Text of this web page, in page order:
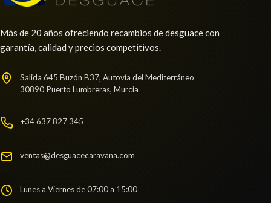
Más de 20 años ofreciendo recambios de desguace con
garantía, calidad y precios competitivos.
Salida 645 Buzón B37, Autovía del Mediterráneo
30890 Puerto Lumbreras, Murcia
+34 637 827 345
ventas@desguacecaravana.com
Lunes a Viernes de 07:00 a 15:00